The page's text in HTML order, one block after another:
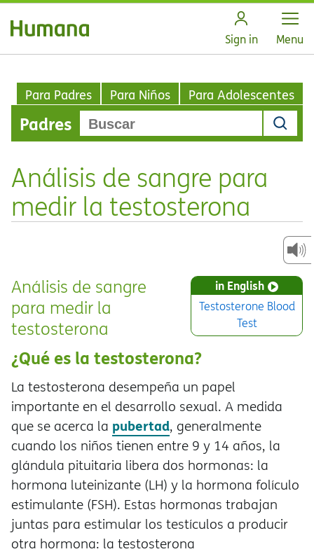
Sign in Open
Menu
Para Padres Para Niños Para Adolescentes
Padres
Análisis de sangre para
medir la testosterona
in English
Testosterone Blood
Test
Análisis de sangre
para medir la
testosterona
¿Qué es la testosterona?
La testosterona desempeña un papel
importante en el desarrollo sexual. A medida
que se acerca la pubertad, generalmente
cuando los niños tienen entre 9 y 14 años, la
glándula pituitaria libera dos hormonas: la
hormona luteinizante (LH) y la hormona folículo
estimulante (FSH). Estas hormonas trabajan
juntas para estimular los testículos a producir
otra hormona: la testosterona